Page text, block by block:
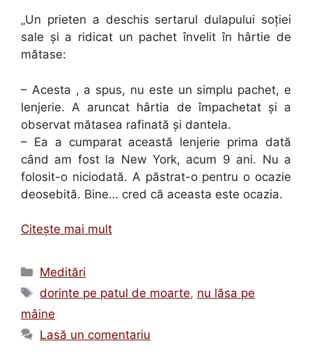
„Un prieten a deschis sertarul dulapului soţiei
sale şi a ridicat un pachet învelit în hârtie de
mătase:
– Acesta , a spus, nu este un simplu pachet, e
lenjerie. A aruncat hârtia de împachetat şi a
observat mătasea rafinată şi dantela.
– Ea a cumparat această lenjerie prima dată
când am fost la New York, acum 9 ani. Nu a
folosit-o niciodată. A păstrat-o pentru o ocazie
deosebită. Bine… cred că aceasta este ocazia.
Citește mai mult
Categorii
Meditări
Etichete
dorinte pe patul de moarte, nu lăsa pe
mâine
Lasă un comentariu